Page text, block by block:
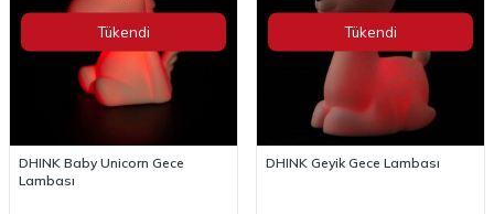
Tükendi
DHINK Baby Unicorn Gece
Lambası
Tükendi
DHINK Geyik Gece Lambası